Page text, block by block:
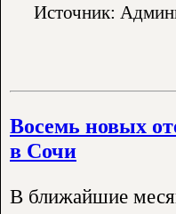
Источник:
Восемь новых
в Сочи
В ближайшие